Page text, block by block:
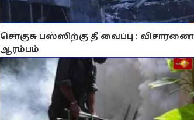
சொகுசு பஸ்ஸிற்கு தீ வைப்பு : விசாரணை
ஆரம்பம்